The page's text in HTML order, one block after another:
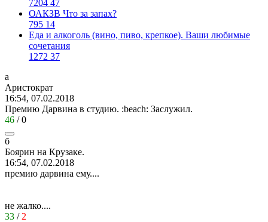
7204 47
ОАКЗВ Что за запах?
795 14
Еда и алкоголь (вино, пиво, крепкое). Ваши любимые
сочетания
1272 37
а
Аристoкрат
16:54, 07.02.2018
Премию Дарвина в студию. :beach: Заслужил.
46 /0
б
Боярин на Крузаке.
16:54, 07.02.2018
премию дарвина ему....
не жалко....
33 / 2